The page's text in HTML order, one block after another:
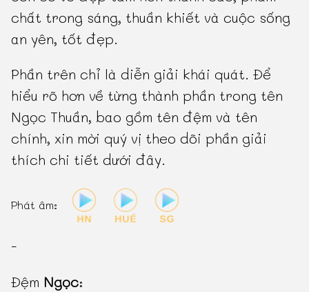
chất trong sáng, thuần khiết và cuộc sống
an yên, tốt đẹp.
Phần trên chỉ là diễn giải khái quát. Để
hiểu rõ hơn về từng thành phần trong tên
Ngọc Thuần, bao gồm tên đệm và tên
chính, xin mời quý vị theo dõi phần giải
thích chi tiết dưới đây.
Phát âm:
-
Đệm Ngọc: